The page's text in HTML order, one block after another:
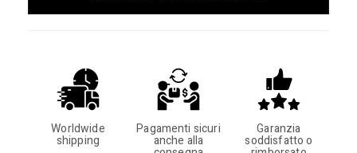
Worldwide
shipping
Pagamenti sicuri
anche alla
Garanzia
soddisfatto o